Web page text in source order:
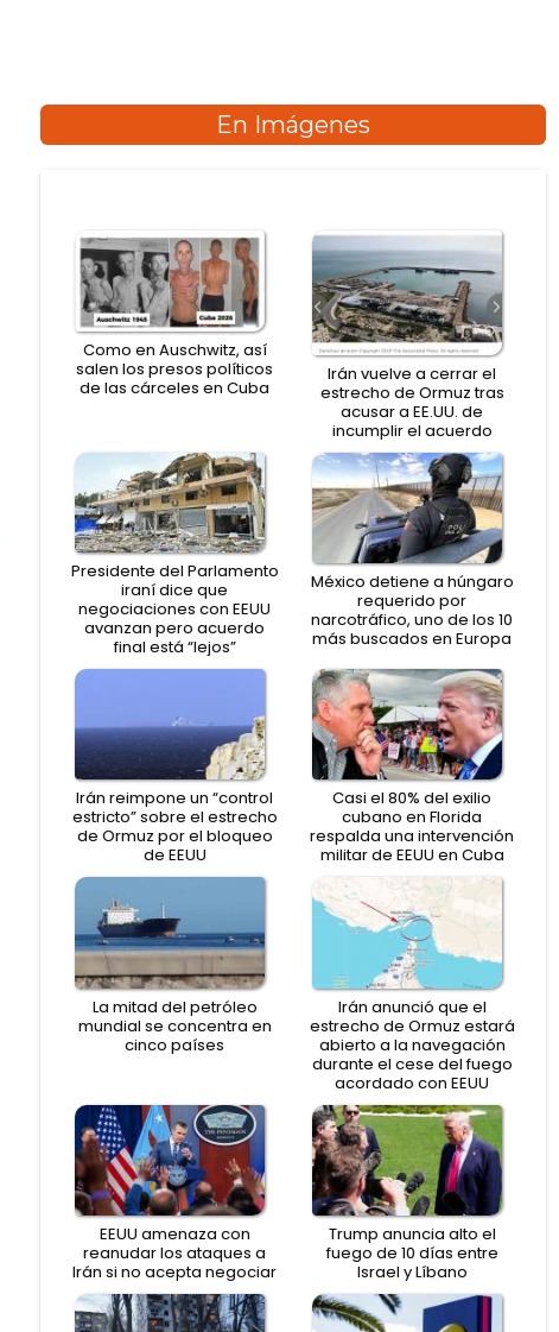
En Imágenes
Como en Auschwitz, así
salen los presos políticos
de las cárceles en Cuba
Irán vuelve a cerrar el
estrecho de Ormuz tras
acusar a EE.UU. de
incumplir el acuerdo
Presidente del Parlamento
iraní dice que
negociaciones con EEUU
avanzan pero acuerdo
final está “lejos”
México detiene a húngaro
requerido por
narcotráfico, uno de los 10
más buscados en Europa
Irán reimpone un “control
estricto” sobre el estrecho
de Ormuz por el bloqueo
de EEUU
Casi el 80% del exilio
cubano en Florida
respalda una intervención
militar de EEUU en Cuba
La mitad del petróleo
mundial se concentra en
cinco países
Irán anunció que el
estrecho de Ormuz estará
abierto a la navegación
durante el cese del fuego
acordado con EEUU
EEUU amenaza con
reanudar los ataques a
Irán si no acepta negociar
Trump anuncia alto el
fuego de 10 días entre
Israel y Líbano